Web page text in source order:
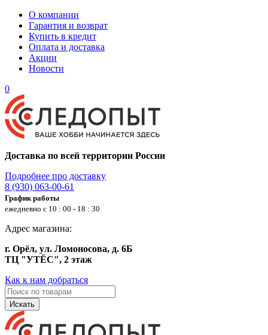
О компании
Гарантия и возврат
Купить в кредит
Оплата и доставка
Акции
Новости
0
Доставка по всей территории России
Подробнее про доставку
8 (930) 063-00-61
График работы
ежедневно с 10 : 00 - 18 : 30
Адрес магазина:
г. Орёл, ул. Ломоносова, д. 6Б
ТЦ "УТЁС", 2 этаж
Как к нам добраться
Искать